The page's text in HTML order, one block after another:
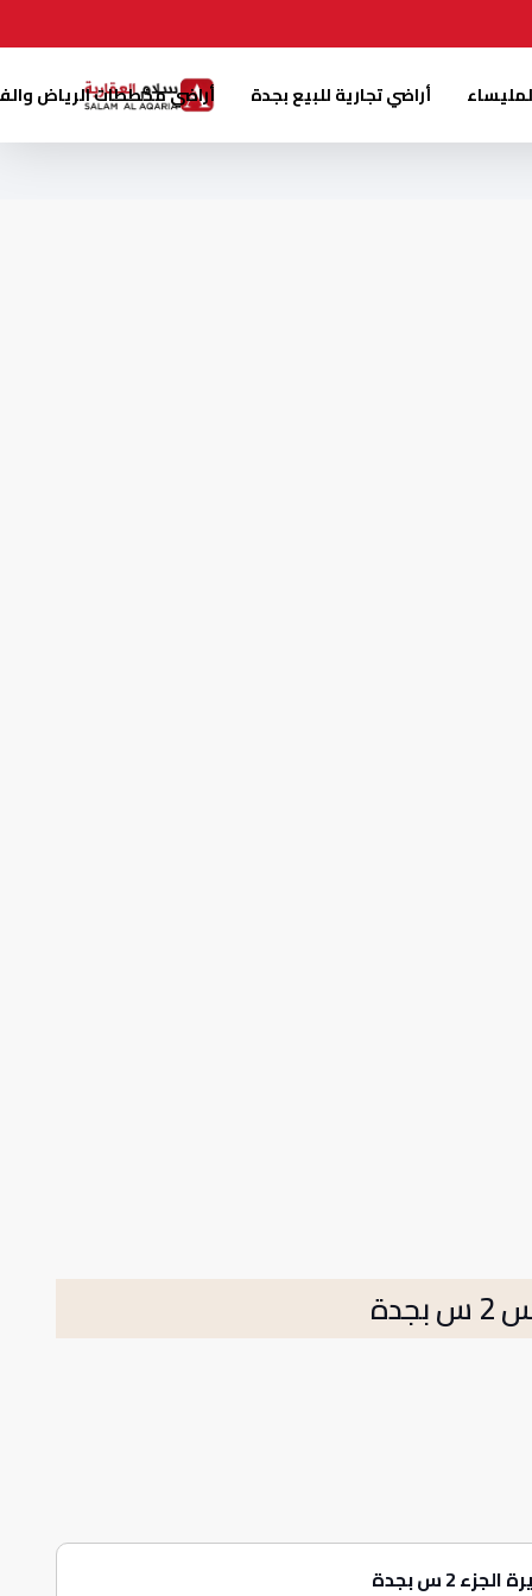
أراضي تجارية للبيع بجدة أراضي مخططات الرياض
س بجدة